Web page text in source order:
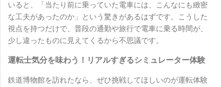
いると、「当たり前に乗っていた電車には、こんなにも緻密
な工夫があったのか」という驚きがあるはずです。こうした
視点を持つだけで、普段の通勤や旅行で電車に乗る時間が、
少し違ったものに見えてくるから不思議です。
運転士気分を味わう！リアルすぎるシミュレーター体験
鉄道博物館を訪れたなら、ぜひ挑戦してほしいのが運転体験